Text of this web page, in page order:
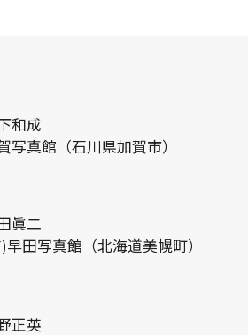
和成
写真館（石川県加賀市）
眞二
早田写真館（北海道美幌町）
正英